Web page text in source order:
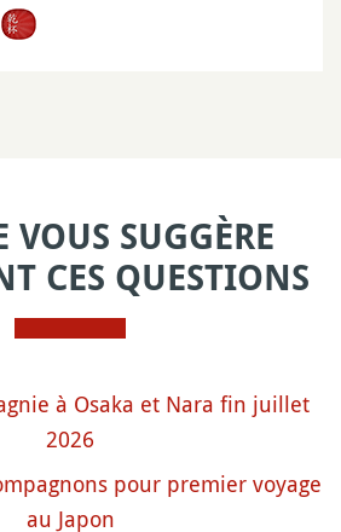
VOUS SUGGÈRE
CES QUESTIONS
à Osaka et Nara fin juillet
2026
pour premier voyage
au Japon